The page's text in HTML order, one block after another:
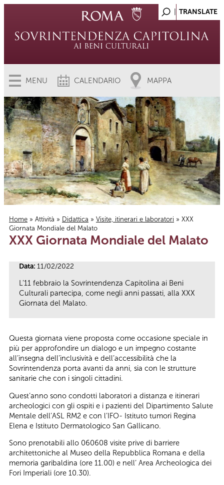
MENU CALENDARIO MAPPA
Tu sei qui
Home » Attività » Didattica » Visite, itinerari e laboratori » XXX
Giornata Mondiale del Malato
XXX Giornata Mondiale del Malato
Data: 11/02/2022
L’11 febbraio la Sovrintendenza Capitolina ai Beni
Culturali partecipa, come negli anni passati, alla XXX
Giornata del Malato.
Questa giornata viene proposta come occasione speciale in
più per approfondire un dialogo e un impegno costante
all’insegna dell’inclusività e dell’accessibilità che la
Sovrintendenza porta avanti da anni, sia con le strutture
sanitarie che con i singoli cittadini.
Quest’anno sono condotti laboratori a distanza e itinerari
archeologici con gli ospiti e i pazienti del Dipartimento Salute
Mentale dell’ASL RM2 e con l’IFO- Istituto tumori Regina
Elena e Istituto Dermatologico San Gallicano.
Sono prenotabili allo 060608 visite prive di barriere
architettoniche al Museo della Repubblica Romana e della
memoria garibaldina (ore 11.00) e nell’ Area Archeologica dei
Fori Imperiali (ore 10.30).